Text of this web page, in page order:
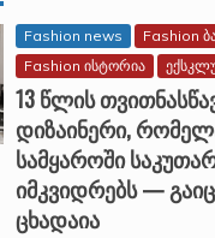
Fashion news
Fashion
Fashion ისტორია
13 წლის
დიზაინერი,
სამყაროში
იმკვიდრებს —
ცხადაია